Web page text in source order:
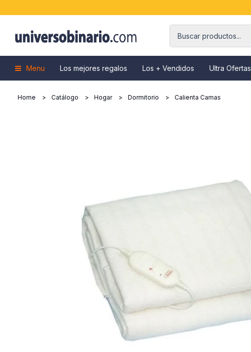
Menu Los mejores regalos Los + Vendidos Ultra Ofertas
Home Catálogo Hogar Dormitorio Calienta Camas